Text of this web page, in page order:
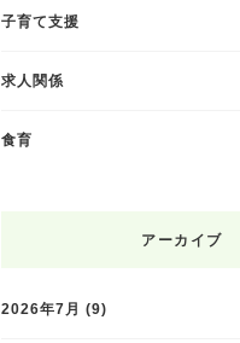
子育て支援
求人関係
食育
アーカイブ
2026年7月 (9)